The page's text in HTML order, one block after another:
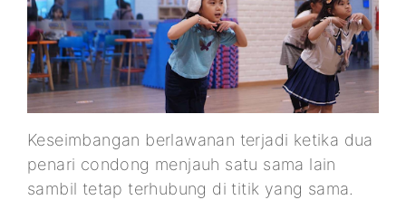
Keseimbangan berlawanan terjadi ketika dua
penari condong menjauh satu sama lain
sambil tetap terhubung di titik yang sama.